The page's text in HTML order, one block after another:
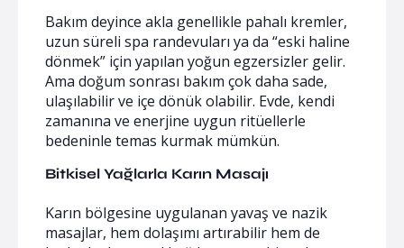
Bakım deyince akla genellikle pahalı kremler,
uzun süreli spa randevuları ya da “eski haline
dönmek” için yapılan yoğun egzersizler gelir.
Ama doğum sonrası bakım çok daha sade,
ulaşılabilir ve içe dönük olabilir. Evde, kendi
zamanına ve enerjine uygun ritüellerle
bedeninle temas kurmak mümkün.
Bitkisel Yağlarla Karın Masajı
Karın bölgesine uygulanan yavaş ve nazik
masajlar, hem dolaşımı artırabilir hem de